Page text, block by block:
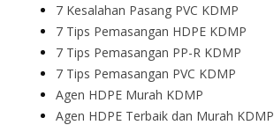
7 Kesalahan Pasang PVC KDMP
7 Tips Pemasangan HDPE KDMP
7 Tips Pemasangan PP-R KDMP
7 Tips Pemasangan PVC KDMP
Agen HDPE Murah KDMP
Agen HDPE Terbaik dan Murah KDMP